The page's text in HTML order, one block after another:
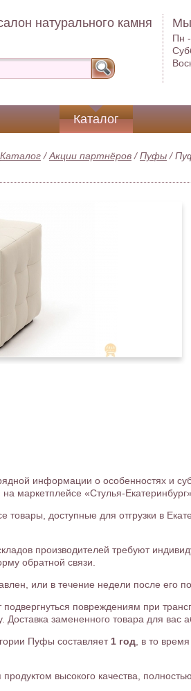
натурального камня Мы
Пн
Каталог
Каталог /Акции партнёров /Пуфы /
информации о особенностях и
маркетплейсе «Стулья-
доступные для отгрузки в
производителей требуют
обратной связи.
или в течение недели после его
повреждениям при
замененного товара для вас
Пуфы составляет 1 год , в то
продуктом высокого качества,